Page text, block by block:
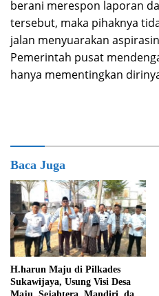
berani merespon laporan
tersebut, maka pihaknya
jalan menyuarakan
Pemerintah pusat
hanya mementingkan
Baca Juga
H.harun Maju di Pilkades
Sukawijaya, Usung Visi Desa